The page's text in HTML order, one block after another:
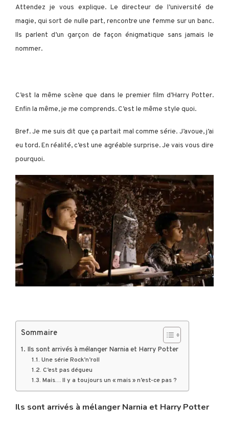
Attendez je vous explique. Le directeur de l’université de
magie, qui sort de nulle part, rencontre une femme sur un banc.
Ils parlent d’un garçon de façon énigmatique sans jamais le
nommer.
C’est la même scène que dans le premier film d’Harry Potter.
Enfin la même, je me comprends. C’est le même style quoi.
Bref. Je me suis dit que ça partait mal comme série. J’avoue, j’ai
eu tord. En réalité, c’est une agréable surprise. Je vais vous dire
pourquoi.
Sommaire
Ils sont arrivés à mélanger Narnia et Harry Potter
Une série Rock’n’roll
C’est pas dégueu
Mais… Il y a toujours un « mais » n’est-ce pas ?
Ils sont arrivés à mélanger Narnia et Harry Potter